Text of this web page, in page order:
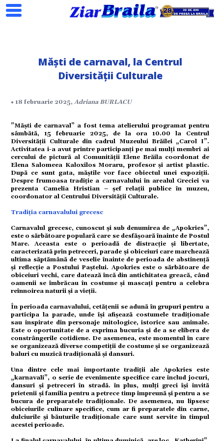
Măști de carnaval, la Centrul
Diversității Culturale
• 18 februarie 2025,Adriana BURLACU
”Măști de carnaval” a fost tema atelierului programat pentru
sâmbătă, 15 februarie 2025, de la ora 10.00 la Centrul
Diversității Culturale din cadrul Muzeului Brăilei „Carol I”.
Activitatea i-a avut printre participanți pe mai mulți membri ai
cercului de pictură al Comunității Elene Brăila coordonat de
Elena Salomeea Kaloxilos Moraru, profesor și artist plastic.
După ce sunt gata, măștile vor face obiectul unei expoziții.
Despre frumoasa tradiție a carnavalului în arealul Greciei va
prezenta Camelia Hristian – șef relații publice în muzeu,
coordonator al Centrului Diversității Culturale.
Tradiția carnavalului grecesc
Carnavalul grecesc, cunoscut și sub denumirea de „Apokries”,
este o sărbătoare populară care se desfășoară înainte de Postul
Mare. Aceasta este o perioadă de distracție și libertate,
caracterizată prin petreceri, parade și obiceiuri care marchează
ultima săptămână de veselie înainte de perioada de abstinență
și reflecție a Postului Paștelui. Apokries este o sărbătoare de
obiceiuri vechi, care datează încă din antichitatea greacă, când
oamenii se îmbrăcau în costume și mascați pentru a celebra
reînnoirea naturii și a vieții.
În perioada carnavalului, cetățenii se adună în grupuri pentru a
participa la parade, unde își afișează costumele tradiționale
sau inspirate din personaje mitologice, istorice sau animale.
Este o oportunitate de a exprima bucuria și de a se elibera de
constrângerile cotidiene. De asemenea, este momentul în care
se organizează diverse competiții de costume și se organizează
baluri cu muzică tradițională și dansuri.
Una dintre cele mai importante tradiții ale Apokries este
„karnavali”, o serie de evenimente specifice care includ jocuri,
dansuri și petreceri în stradă. în plus, mulți greci își invită
prietenii și familia pentru a petrece timp împreună și pentru a se
bucura de preparatele tradiționale. De asemenea, nu lipsesc
obiceiurile culinare specifice, cum ar fi preparatele din carne,
dulciurile și băuturile tradiționale care sunt servite în timpul
acestei perioade.